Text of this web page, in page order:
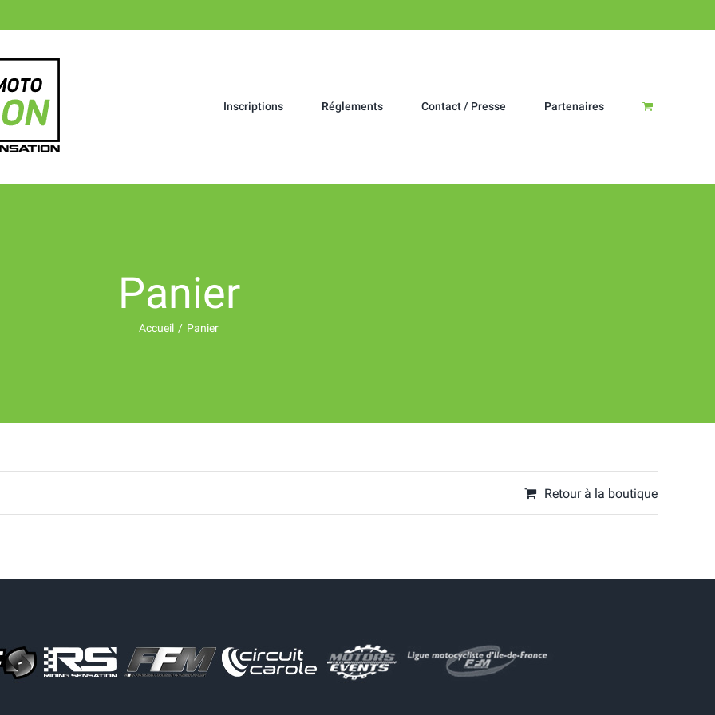
Inscriptions Réglements Contact / Presse Partenaires
Panier
Accueil / Panier
Retour à la boutique